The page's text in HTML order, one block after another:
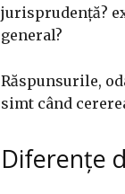
jurisprudență?
general?
Răspunsurile,
simt când
Diferențe